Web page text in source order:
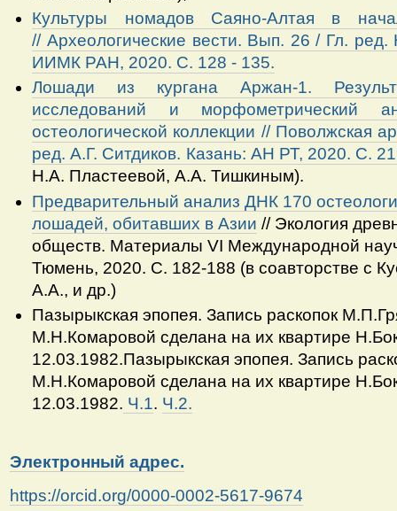
Культуры номадов Саяно-Алтая в
// Археологические вести. Вып. 26 / Гл.
ИИМК РАН, 2020. С. 128 - 135.
Лошади из кургана Аржан-1.
исследований и морфометрический
остеологической коллекции // Поволжская
ред. А.Г. Ситдиков. Казань: АН РТ, 2020. С.
Н.А. Пластеевой, А.А. Тишкиным).
Предварительный анализ ДНК 170
лошадей, обитавших в Азии // Экология
обществ. Материалы VI Международной
Тюмень, 2020. С. 182-188 (в соавторстве с
А.А., и др.)
Пазырыкская эпопея. Запись раскопок
М.Н.Комаровой сделана на их квартире
12.03.1982.Пазырыкская эпопея. Запись
М.Н.Комаровой сделана на их квартире
12.03.1982. Ч.1. Ч.2.
Электронный адрес.
https://orcid.org/0000-0002-5617-9674